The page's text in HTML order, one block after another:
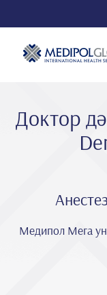
Доктор
Медипол Мега